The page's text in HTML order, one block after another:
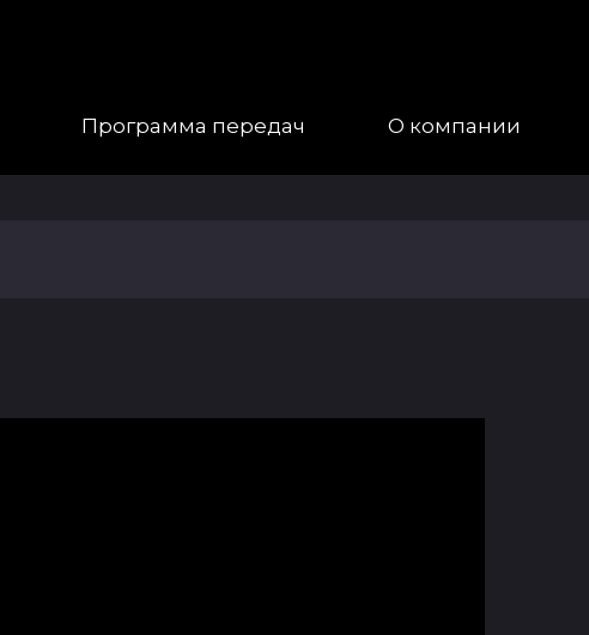
Программа передач О компании